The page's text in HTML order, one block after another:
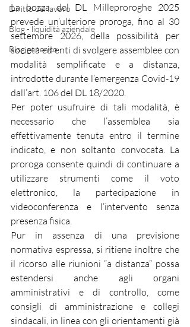
Diritto del lavoro
Blog - liquidità aziendale
Blog generico
La bozza del DL Milleproroghe 2025
prevede un’ulteriore proroga, fino al 30
settembre 2026, della possibilità per
società ed enti di svolgere assemblee con
modalità semplificate e a distanza,
introdotte durante l’emergenza Covid-19
dall’art. 106 del DL 18/2020.
Per poter usufruire di tali modalità, è
necessario che l’assemblea sia
effettivamente tenuta entro il termine
indicato, e non soltanto convocata. La
proroga consente quindi di continuare a
utilizzare strumenti come il voto
elettronico, la partecipazione in
videoconferenza e l’intervento senza
presenza fisica.
Pur in assenza di una previsione
normativa espressa, si ritiene inoltre che
il ricorso alle riunioni “a distanza” possa
estendersi anche agli organi
amministrativi e di controllo, come
consigli di amministrazione e collegi
sindacali, in linea con gli orientamenti già